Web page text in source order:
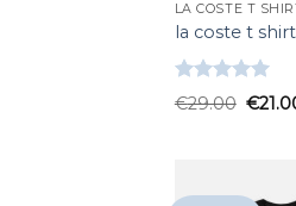
LA COSTE T
la coste t shirt
Valutato
5.00 su 5
€29.00 €